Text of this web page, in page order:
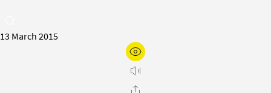
13 March 2015